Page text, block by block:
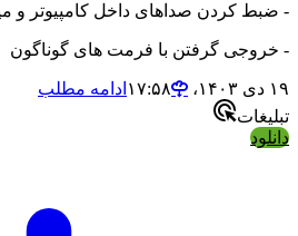
- ضبط کردن صداهای داخل کامپیوتر و
- خروجی گرفتن با فرمت های گوناگون
۱۹ دی ۱۴۰۳،‏ ۱۷:۵۸
ادامه مطلب
تبلیغات
دانلود